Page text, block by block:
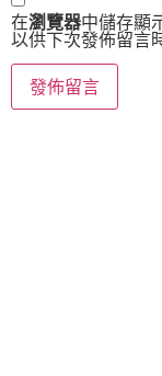
在瀏覽器中儲存顯
以供下次發佈留言